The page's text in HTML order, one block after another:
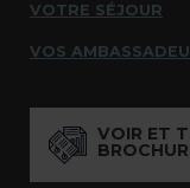
VOTRE SÉJOUR
VOS
VOIR ET